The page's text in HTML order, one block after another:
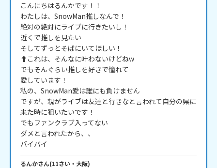
こんにちはるんかです！！
わたしは、SnowMan推しなんで！
絶対の絶対にライブに行きたいし！
近くで推しを見たい
そしてずっとそばにいてほしい！
⬆これは、そんなに叶わないけどねw
でもそんぐらい推しを好きで憧れて
愛しています！
私の、SnowMan愛は誰にも負けません
ですが、親がライブは友達と行きなと言われて自分の県に
来た時に狙いたいです！
でもファンクラブ入ってない
ダメと言われたから、、
バイバイ
るんかさん(11さい・ 大阪)